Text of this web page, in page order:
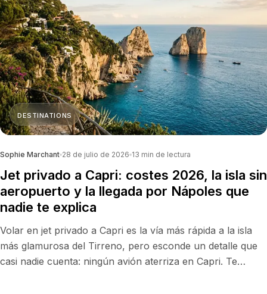
DESTINATIONS
Sophie Marchant 28 de julio de 2026 13 min de lectura
Jet privado a Capri: costes 2026, la isla sin
aeropuerto y la llegada por Nápoles que
nadie te explica
Volar en jet privado a Capri es la vía más rápida a la isla
más glamurosa del Tirreno, pero esconde un detalle que
casi nadie cuenta: ningún avión aterriza en Capri. Te